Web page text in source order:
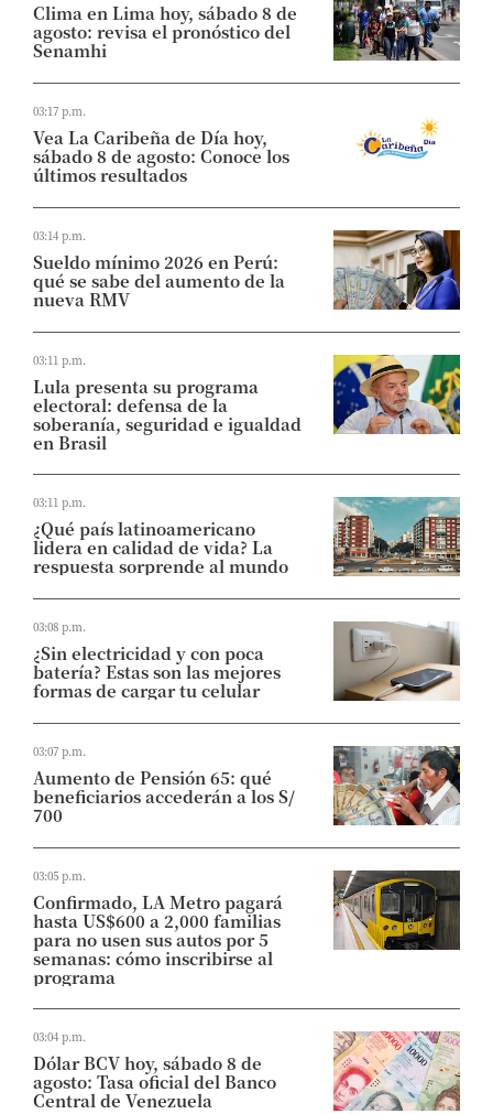
Clima en Lima hoy, sábado 8 de
agosto: revisa el pronóstico del
Senamhi
03:17 p.m.
Vea La Caribeña de Día hoy,
sábado 8 de agosto: Conoce los
últimos resultados
03:14 p.m.
Sueldo mínimo 2026 en Perú:
qué se sabe del aumento de la
nueva RMV
03:11 p.m.
Lula presenta su programa
electoral: defensa de la
soberanía, seguridad e igualdad
en Brasil
03:11 p.m.
¿Qué país latinoamericano
lidera en calidad de vida? La
respuesta sorprende al mundo
03:08 p.m.
¿Sin electricidad y con poca
batería? Estas son las mejores
formas de cargar tu celular
03:07 p.m.
Aumento de Pensión 65: qué
beneficiarios accederán a los S/
700
03:05 p.m.
Confirmado, LA Metro pagará
hasta US$600 a 2,000 familias
para no usen sus autos por 5
semanas: cómo inscribirse al
programa
03:04 p.m.
Dólar BCV hoy, sábado 8 de
agosto: Tasa oficial del Banco
Central de Venezuela